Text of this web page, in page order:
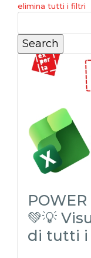
elimina tutti i filtri
POWER
💚💡
di tutti i